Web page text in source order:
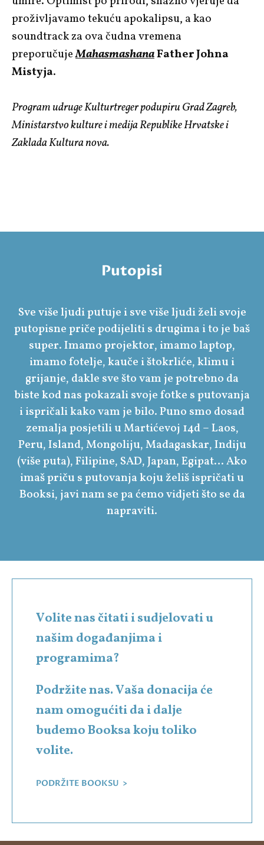
proživljavamo tekuću apokalipsu, a kao
soundtrack za ova čudna vremena
preporučujeMahasmashanaFather Johna
Mistyja.
Program udruge Kulturtreger podupiru Grad Zagreb,
Ministarstvo kulture i medija Republike Hrvatske i
Zaklada Kultura nova.
Putopisi
Sve više ljudi putuje i sve više ljudi želi svoje
putopisne priče podijeliti s drugima i to je baš
super. Imamo projektor, imamo laptop,
imamo fotelje, kauče i štokrliće, klimu i
grijanje, dakle sve što vam je potrebno da
biste kod nas pokazali svoje fotke s putovanja
i ispričali kako vam je bilo. Puno smo dosad
zemalja posjetili u Martićevoj 14d – Laos,
Peru, Island, Mongoliju, Madagaskar, Indiju
(više puta), Filipine, SAD, Japan, Egipat… Ako
imaš priču s putovanja koju želiš ispričati u
Booksi, javi nam se pa ćemo vidjeti što se da
napraviti.
Volite nas čitati i sudjelovati u
našim događanjima i
programima?
Podržite nas. Vaša donacija će
nam omogućiti da i dalje
budemo Booksa koju toliko
volite.
PODRŽITE BOOKSU >